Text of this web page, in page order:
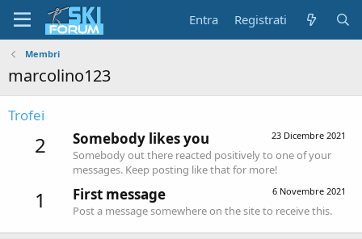
Entra Registrati
Membri
marcolino123
Trofei
2 23 Dicembre 2021
Somebody likes you
Somebody out there reacted positively to one of your
messages. Keep posting like that for more!
1 6 Novembre 2021
First message
Post a message somewhere on the site to receive this.